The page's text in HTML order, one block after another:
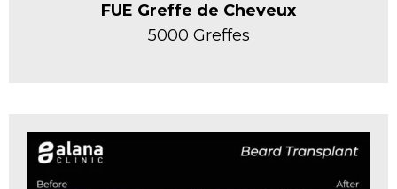
FUE Greffe de Cheveux
5000 Greffes